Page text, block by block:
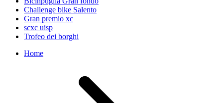
Challenge bike Salento
Gran premio xc
scxc uisp
Trofeo dei borghi
Home